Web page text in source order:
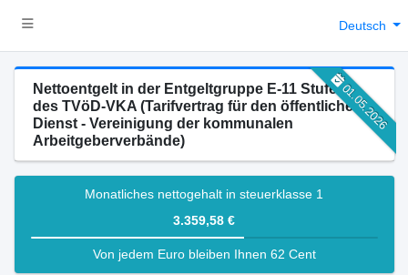
Deutsch
01.05.2026
Nettoentgelt in der Entgeltgruppe E-11 Stufe 4
des TVöD-VKA (Tarifvertrag für den öffentlichen
Dienst - Vereinigung der kommunalen
Arbeitgeberverbände)
Monatliches nettogehalt in steuerklasse 1
3.359,58 €
Von jedem Euro bleiben Ihnen 62 Cent